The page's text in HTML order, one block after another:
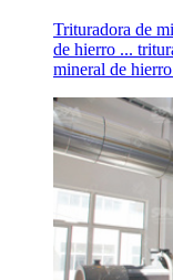
Trituradora de
de hierro ...
mineral de